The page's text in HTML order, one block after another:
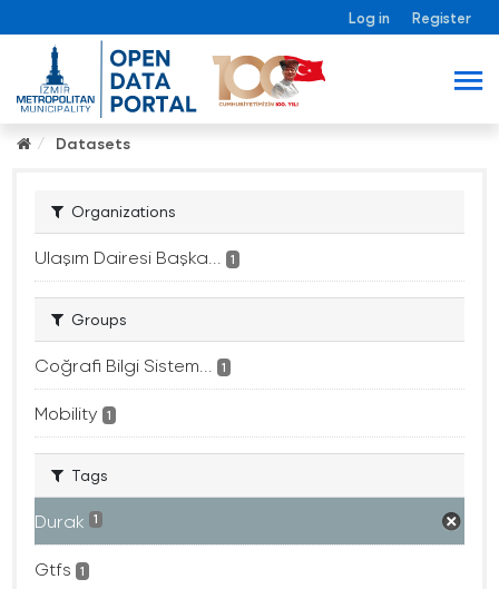
Log in Register
Datasets
Organizations
Ulaşım Dairesi Başka... 1
Groups
Coğrafi Bilgi Sistem... 1
Mobility 1
Tags
Durak 1
Gtfs 1